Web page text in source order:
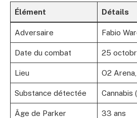
Élément Détails
Adversaire Fabio
Date du combat 25
Lieu O2
Substance détectée Cannabis
Âge de Parker 33 ans